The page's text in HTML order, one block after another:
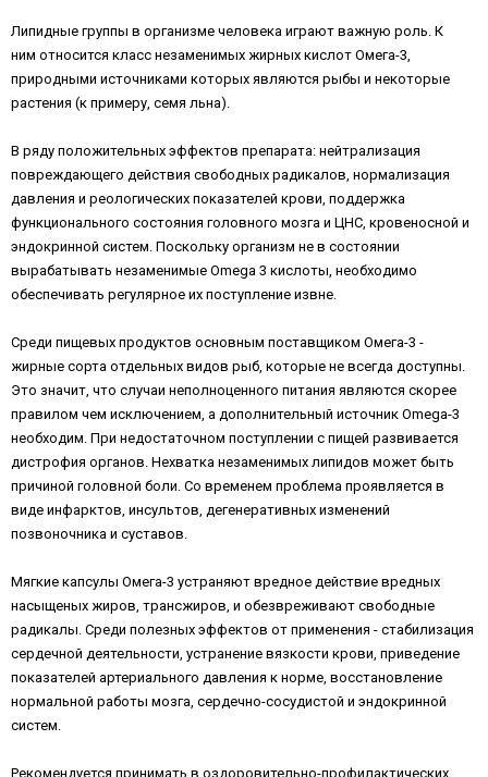
Липидные группы в организме человека играют важную роль. К
ним относится класс незаменимых жирных кислот Омега-3,
природными источниками которых являются рыбы и некоторые
растения (к примеру, семя льна).
В ряду положительных эффектов препарата: нейтрализация
повреждающего действия свободных радикалов, нормализация
давления и реологических показателей крови, поддержка
функционального состояния головного мозга и ЦНС, кровеносной и
эндокринной систем. Поскольку организм не в состоянии
вырабатывать незаменимые Omega 3 кислоты, необходимо
обеспечивать регулярное их поступление извне.
Среди пищевых продуктов основным поставщиком Омега-3 -
жирные сорта отдельных видов рыб, которые не всегда доступны.
Это значит, что случаи неполноценного питания являются скорее
правилом чем исключением, а дополнительный источник Omega-3
необходим. При недостаточном поступлении с пищей развивается
дистрофия органов. Нехватка незаменимых липидов может быть
причиной головной боли. Со временем проблема проявляется в
виде инфарктов, инсультов, дегенеративных изменений
позвоночника и суставов.
Мягкие капсулы Омега-3 устраняют вредное действие вредных
насыщеных жиров, трансжиров, и обезвреживают свободные
радикалы. Среди полезных эффектов от применения - стабилизация
сердечной деятельности, устранение вязкости крови, приведение
показателей артериального давления к норме, восстановление
нормальной работы мозга, сердечно-сосудистой и эндокринной
систем.
Рекомендуется принимать в оздоровительно-профилактических